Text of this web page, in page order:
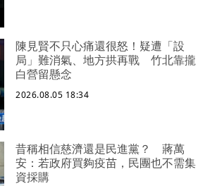
陳見賢不只心痛還很怒！疑遭「設
局」難消氣、地方拱再戰 竹北靠攏
白營留懸念
2026.08.05 18:34
昔稱相信慈濟還是民進黨？ 蔣萬
安：若政府買夠疫苗，民團也不需集
資採購